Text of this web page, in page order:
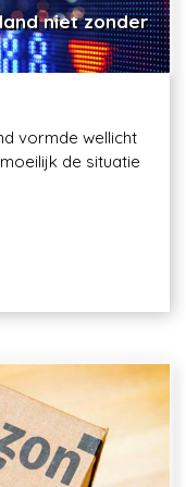
niet zonder
vormde wellicht
de situatie